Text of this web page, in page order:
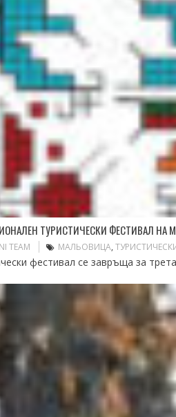
ТУРИСТИЧЕСКИ ФЕСТИВАЛ НА
TEAM МАЛЬОВИЦА,
фестивал се завръща за